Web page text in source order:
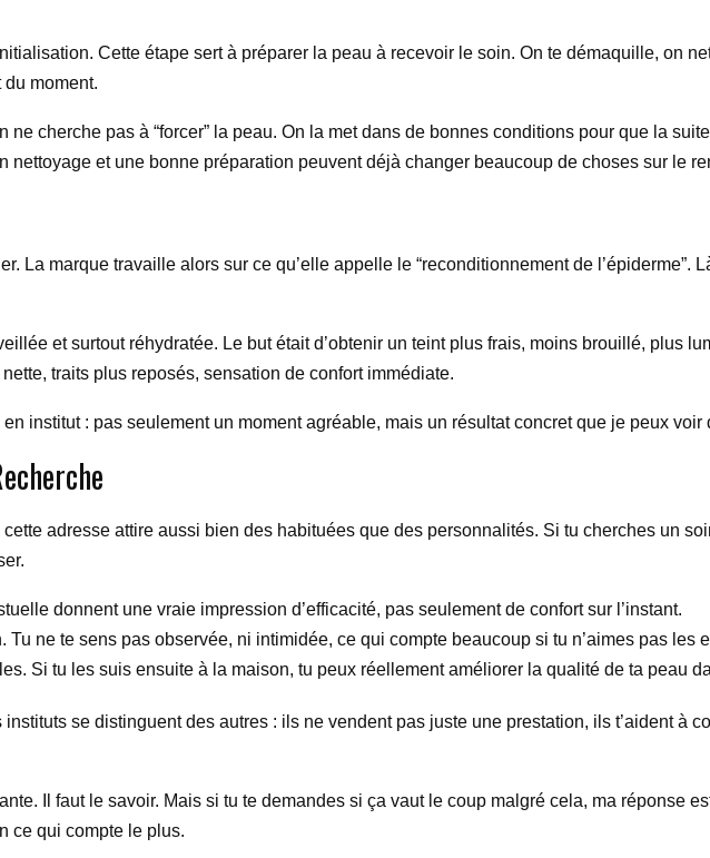
Cette étape sert à préparer la peau à recevoir le soin. On te démaquille, on
moment.
ne cherche pas à “forcer” la peau. On la met dans de bonnes conditions pour que la
nettoyage et une bonne préparation peuvent déjà changer beaucoup de choses sur le
La marque travaille alors sur ce qu’elle appelle le “reconditionnement de l’épiderme”.
et surtout réhydratée. Le but était d’obtenir un teint plus frais, moins brouillé, plus
traits plus reposés, sensation de confort immédiate.
en institut : pas seulement un moment agréable, mais un résultat concret que je peux voir
adresse attire aussi bien des habituées que des personnalités. Si tu cherches un
donnent une vraie impression d’efficacité, pas seulement de confort sur l’instant.
ne te sens pas observée, ni intimidée, ce qui compte beaucoup si tu n’aimes pas les
Si tu les suis ensuite à la maison, tu peux réellement améliorer la qualité de ta peau
se distinguent des autres : ils ne vendent pas juste une prestation, ils t’aident à
Il faut le savoir. Mais si tu te demandes si ça vaut le coup malgré cela, ma réponse
ce qui compte le plus.